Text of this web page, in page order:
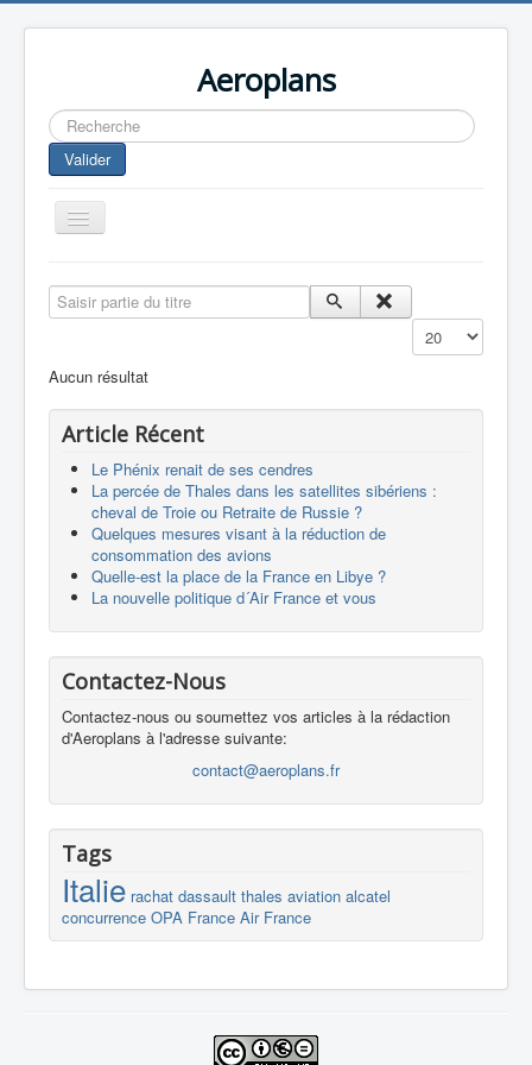
Aeroplans
Rechercher
Valider
Toggle
Navigation
Aviation Commerciale
Europespace
Drones
Saisir partie du titre
Affichage #
Aucun résultat
Article Récent
Le Phénix renait de ses cendres
La percée de Thales dans les satellites sibériens :
cheval de Troie ou Retraite de Russie ?
Quelques mesures visant à la réduction de
consommation des avions
Quelle-est la place de la France en Libye ?
La nouvelle politique d´Air France et vous
Contactez-Nous
Contactez-nous ou soumettez vos articles à la rédaction
d'Aeroplans à l'adresse suivante:
contact@aeroplans.fr
Tags
Italie rachat dassault thales aviation alcatel
concurrence OPA France Air France